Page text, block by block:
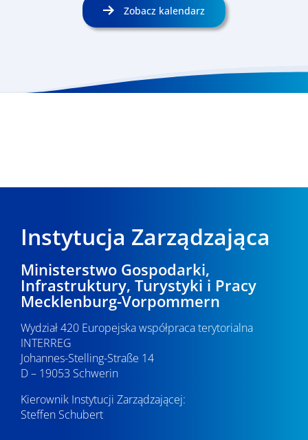
Zobacz kalendarz
Instytucja Zarządzająca
Ministerstwo Gospodarki,
Infrastruktury, Turystyki i Pracy
Mecklenburg-Vorpommern
Wydział 420 Europejska współpraca terytorialna
INTERREG
Johannes-Stelling-Straße 14
D – 19053 Schwerin
Kierownik Instytucji Zarządzającej:
Steffen Schubert